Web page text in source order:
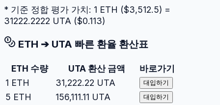
* 기준 정합 평가 가치: 1 ETH ($3,512.5) =
31222.2222 UTA ($0.113)
ETH ➔ UTA 빠른 환율 환산표
ETH 수량 UTA환산 금액
바로가기
1 ETH 31,222.22 UTA 대입하기
5 ETH 156,111.11 UTA 대입하기